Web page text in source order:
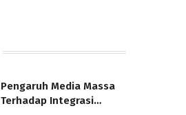
Pengaruh Media Massa
Terhadap Integrasi